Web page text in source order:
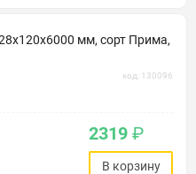
мм, сорт Прима,
код: 130096
2319 ₽
В корзину